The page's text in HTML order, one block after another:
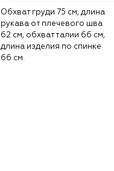
Обхват груди 75 см, длина
рукава от плечевого шва
62 см, обхват талии 66 см,
длина изделия по спинке
66 см.